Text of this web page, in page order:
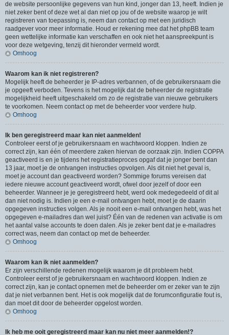
de website persoonlijke gegevens van hun kind, jonger dan 13, heeft. Indien je
niet zeker bent of deze wet al dan niet op jou of de website waarop je wilt
registreren van toepassing is, neem dan contact op met een juridisch
raadgever voor meer informatie. Houd er rekening mee dat het phpBB team
geen wettelijke informatie kan verschaffen en ook niet het aanspreekpunt is
voor deze wetgeving, tenzij dit hieronder vermeld wordt.
Omhoog
Waarom kan ik niet registreren?
Mogelijk heeft de beheerder je IP-adres verbannen, of de gebruikersnaam die
je opgeeft verboden. Tevens is het mogelijk dat de beheerder de registratie
mogelijkheid heeft uitgeschakeld om zo de registratie van nieuwe gebruikers
te voorkomen. Neem contact op met de beheerder voor verdere hulp.
Omhoog
Ik ben geregistreerd maar kan niet aanmelden!
Controleer eerst of je gebruikersnaam en wachtwoord kloppen. Indien ze
correct zijn, kan één of meerdere zaken hiervan de oorzaak zijn. Indien COPPA
geactiveerd is en je tijdens het registratieproces opgaf dat je jonger bent dan
13 jaar, moet je de ontvangen instructies opvolgen. Als dit niet het geval is,
moet je account dan geactiveerd worden? Sommige forums vereisen dat
iedere nieuwe account geactiveerd wordt, ofwel door jezelf of door een
beheerder. Wanneer je je geregistreerd hebt, werd ook medegedeeld of dit al
dan niet nodig is. Indien je een e-mail ontvangen hebt, moet je de daarin
opgegeven instructies volgen. Als je nooit een e-mail ontvangen hebt, was het
opgegeven e-mailadres dan wel juist? Één van de redenen van activatie is om
het aantal valse accounts te doen dalen. Als je zeker bent dat je e-mailadres
correct was, neem dan contact op met de beheerder.
Omhoog
Waarom kan ik niet aanmelden?
Er zijn verschillende redenen mogelijk waarom je dit probleem hebt.
Controleer eerst of je gebruikersnaam en wachtwoord kloppen. Indien ze
correct zijn, kan je contact opnemen met de beheerder om er zeker van te zijn
dat je niet verbannen bent. Het is ook mogelijk dat de forumconfiguratie fout is,
dan moet dit door de beheerder opgelost worden.
Omhoog
Ik heb me ooit geregistreerd maar kan nu niet meer aanmelden!?